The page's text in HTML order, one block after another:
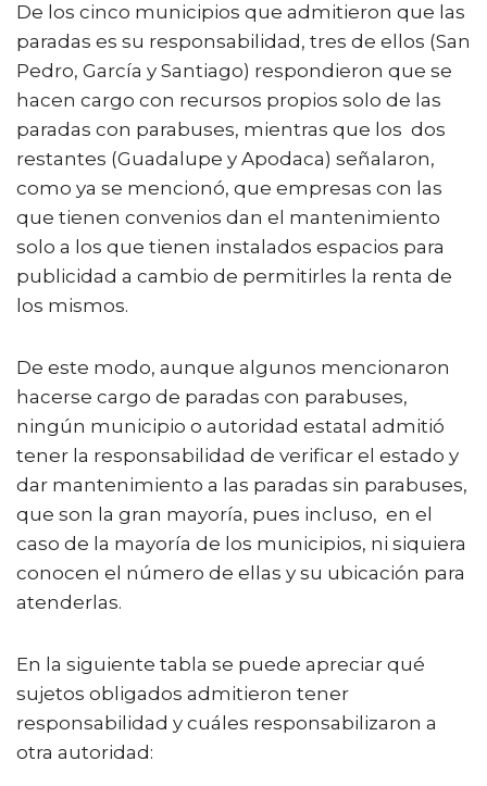
De los cinco municipios que admitieron que las
paradas es su responsabilidad, tres de ellos (San
Pedro, García y Santiago) respondieron que se
hacen cargo con recursos propios solo de las
paradas con parabuses, mientras que los dos
restantes (Guadalupe y Apodaca) señalaron,
como ya se mencionó, que empresas con las
que tienen convenios dan el mantenimiento
solo a los que tienen instalados espacios para
publicidad a cambio de permitirles la renta de
los mismos.
De este modo, aunque algunos mencionaron
hacerse cargo de paradas con parabuses,
ningún municipio o autoridad estatal admitió
tener la responsabilidad de verificar el estado y
dar mantenimiento a las paradas sin parabuses,
que son la gran mayoría, pues incluso, en el
caso de la mayoría de los municipios, ni siquiera
conocen el número de ellas y su ubicación para
atenderlas.
En la siguiente tabla se puede apreciar qué
sujetos obligados admitieron tener
responsabilidad y cuáles responsabilizaron a
otra autoridad: